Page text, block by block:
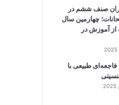
صنف ششم در
چهارمین سال
آموزش در
فاجعه‌ای طبیعی با